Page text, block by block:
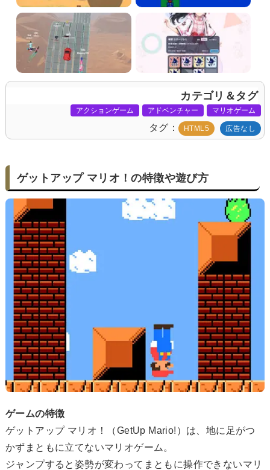
カテゴリ＆タグ
アクションゲーム アドベンチャー マリオゲーム
タグ HTML5 広告なし
ゲットアップ マリオ！の特徴や遊び方
ゲームの特徴
ゲットアップ マリオ！（GetUp Mario!）は、地に足がつ
かずまともに立てないマリオゲーム。
ジャンプすると姿勢が変わってまともに操作できないマリ